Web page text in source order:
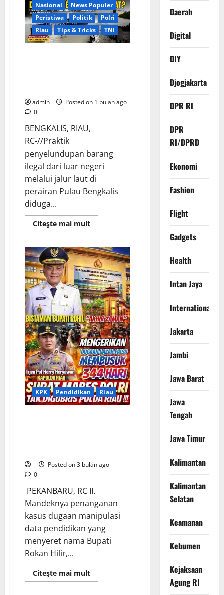
Intimidasi
Wartawan,
GWI
Kecam
Arogansi
Pemdes
Nasional
News Populer
Peristiwa
Politik
Polri
Riau
Tips & Tricks TNI
admin
Posted on 1 bulan ago
0
BENGKALIS, RIAU,
RC-//Praktik
penyelundupan barang
ilegal dari luar negeri
melalui jalur laut di
perairan Pulau Bengkalis
diduga...
Citeşte mai multRead
more
Jalur
Tikus
Bengkalis:
Armada
Kapal
Ratusan
Ton
Bebas
Pasok
Barang
Ilegal
dari
Malaysia
KPK Pendidikan Riau
Posted on 3 bulan ago
0
​ ​PEKANBARU, RC II.
Mandeknya penanganan
kasus dugaan manipulasi
data pendidikan yang
menyeret nama Bupati
Rokan Hilir,...
Citeşte mai multRead
more
Daerah
Digital
DIY
Djogjakarta
DPR RI
DPR
RI/DPRD
Ekonomi
Fashion
Flight
Gadgets
Health
Intan Jaya
International
Jakarta
Jambi
Jawa Barat
Jawa
Tengah
Jawa Timur
Kalimantan
Kalimantan
Selatan
Keamanan
Kebumen
Kejaksaan
Agung RI